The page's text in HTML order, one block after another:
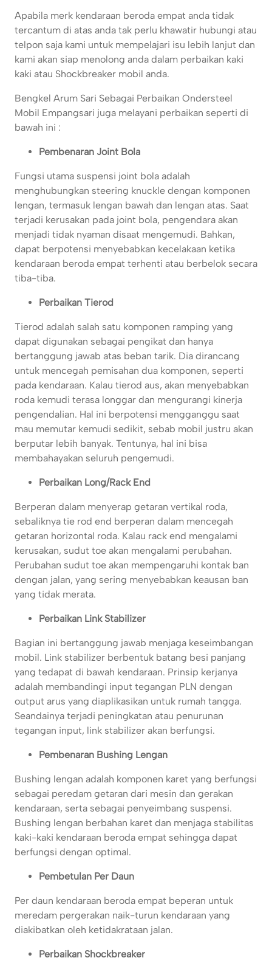
Apabila merk kendaraan beroda empat anda tidak
tercantum di atas anda tak perlu khawatir hubungi atau
telpon saja kami untuk mempelajari isu lebih lanjut dan
kami akan siap menolong anda dalam perbaikan kaki
kaki atau Shockbreaker mobil anda.
Bengkel Arum Sari Sebagai Perbaikan Ondersteel
Mobil Empangsari juga melayani perbaikan seperti di
bawah ini :
Pembenaran Joint Bola
Fungsi utama suspensi joint bola adalah
menghubungkan steering knuckle dengan komponen
lengan, termasuk lengan bawah dan lengan atas. Saat
terjadi kerusakan pada joint bola, pengendara akan
menjadi tidak nyaman disaat mengemudi. Bahkan,
dapat berpotensi menyebabkan kecelakaan ketika
kendaraan beroda empat terhenti atau berbelok secara
tiba-tiba.
Perbaikan Tierod
Tierod adalah salah satu komponen ramping yang
dapat digunakan sebagai pengikat dan hanya
bertanggung jawab atas beban tarik. Dia dirancang
untuk mencegah pemisahan dua komponen, seperti
pada kendaraan. Kalau tierod aus, akan menyebabkan
roda kemudi terasa longgar dan mengurangi kinerja
pengendalian. Hal ini berpotensi mengganggu saat
mau memutar kemudi sedikit, sebab mobil justru akan
berputar lebih banyak. Tentunya, hal ini bisa
membahayakan seluruh pengemudi.
Perbaikan Long/Rack End
Berperan dalam menyerap getaran vertikal roda,
sebaliknya tie rod end berperan dalam mencegah
getaran horizontal roda. Kalau rack end mengalami
kerusakan, sudut toe akan mengalami perubahan.
Perubahan sudut toe akan mempengaruhi kontak ban
dengan jalan, yang sering menyebabkan keausan ban
yang tidak merata.
Perbaikan Link Stabilizer
Bagian ini bertanggung jawab menjaga keseimbangan
mobil. Link stabilizer berbentuk batang besi panjang
yang tedapat di bawah kendaraan. Prinsip kerjanya
adalah membandingi input tegangan PLN dengan
output arus yang diaplikasikan untuk rumah tangga.
Seandainya terjadi peningkatan atau penurunan
tegangan input, link stabilizer akan berfungsi.
Pembenaran Bushing Lengan
Bushing lengan adalah komponen karet yang berfungsi
sebagai peredam getaran dari mesin dan gerakan
kendaraan, serta sebagai penyeimbang suspensi.
Bushing lengan berbahan karet dan menjaga stabilitas
kaki-kaki kendaraan beroda empat sehingga dapat
berfungsi dengan optimal.
Pembetulan Per Daun
Per daun kendaraan beroda empat beperan untuk
meredam pergerakan naik-turun kendaraan yang
diakibatkan oleh ketidakrataan jalan.
Perbaikan Shockbreaker